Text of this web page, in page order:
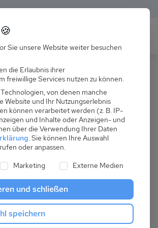
Sie unsere Website weiter besuchen
die Erlaubnis ihrer
freiwillige Services nutzen zu können.
von denen manche
Website und Ihr Nutzungserlebnis
können verarbeitet werden (z. B. IP-
und Inhalte oder Anzeigen- und
über die Verwendung Ihrer Daten
. Sie können Ihre Auswahl
oder anpassen.
Gruppen, für die eine Einwilligung
Marketing Externe Medien
und schließen
speichern